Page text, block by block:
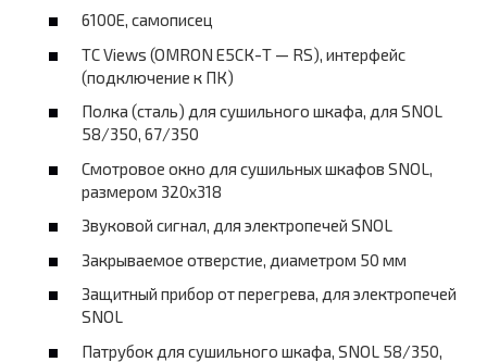
6100E, самописец
TC Views (OMRON E5CК-Т — RS), интерфейс
(подключение к ПК)
Полка (сталь) для сушильного шкафа, для SNOL
58/350, 67/350
Смотровое окно для сушильных шкафов SNOL,
размером 320х318
Звуковой сигнал, для электропечей SNOL
Закрываемое отверстие, диаметром 50 мм
Защитный прибор от перегрева, для электропечей
SNOL
Патрубок для сушильного шкафа, SNOL 58/350,